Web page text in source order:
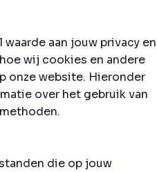
aan jouw privacy en
wij cookies en andere
onze website. Hieronder
over het gebruik van
die op jouw